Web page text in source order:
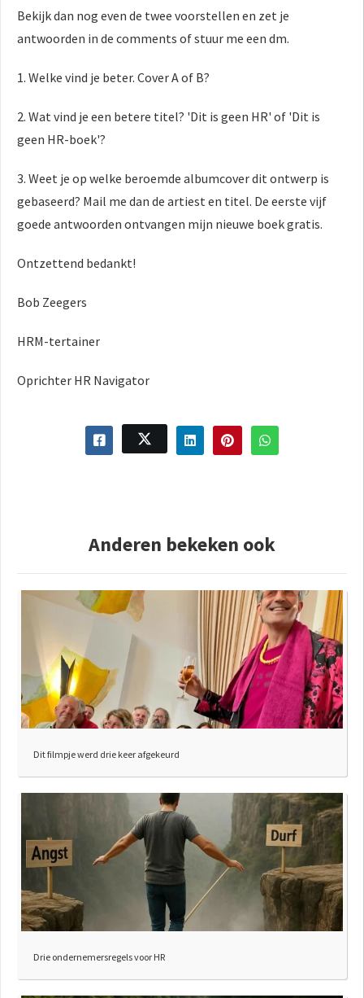
Bekijk dan nog even de twee voorstellen en zet je
antwoorden in de comments of stuur me een dm.
1. Welke vind je beter. Cover A of B?
2. Wat vind je een betere titel? 'Dit is geen HR' of 'Dit is
geen HR-boek'?
3. Weet je op welke beroemde albumcover dit ontwerp is
gebaseerd? Mail me dan de artiest en titel. De eerste vijf
goede antwoorden ontvangen mijn nieuwe boek gratis.
Ontzettend bedankt!
Bob Zeegers
HRM-tertainer
Oprichter HR Navigator
Anderen bekeken ook
Dit filmpje werd drie keer afgekeurd
Drie ondernemersregels voor HR